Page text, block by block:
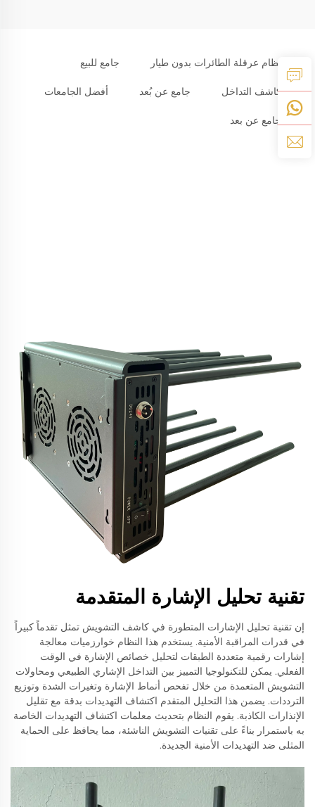
نظام عرقلة الطائرات بدون طيار جامع للبيع
كاشف التداخل جامع عن بُعد أفضل الجامعات
جامع عن بعد
تقنية تحليل الإشارة المتقدمة
إن تقنية تحليل الإشارات المتطورة في كاشف التشويش تمثل تقدماً كبيراً
في قدرات المراقبة الأمنية. يستخدم هذا النظام خوارزميات معالجة
إشارات رقمية متعددة الطبقات لتحليل خصائص الإشارة في الوقت
الفعلي. يمكن للتكنولوجيا التمييز بين التداخل الإشاري الطبيعي ومحاولات
التشويش المتعمدة من خلال تفحص أنماط الإشارة وتغيرات الشدة وتوزيع
الترددات. يضمن هذا التحليل المتقدم اكتشاف التهديدات بدقة مع تقليل
الإنذارات الكاذبة. يقوم النظام بتحديث معلمات اكتشاف التهديدات الخاصة
به باستمرار بناءً على تقنيات التشويش الناشئة، مما يحافظ على الحماية
المثلى ضد التهديدات الأمنية الجديدة.